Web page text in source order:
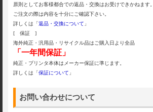
原則としてお客様都合での返品・交換はお受けできかねます。
ご注文の際は内容を十分にご確認下さい。
詳しくは「返品・交換について 」
[ 保証 ]
海外純正・汎用品・リサイクル品はご購入日より全品
「一年間保証」
純正・プリンタ本体はメーカー保証に準じます。
詳しくは「保証について 」
お問い合わせについて